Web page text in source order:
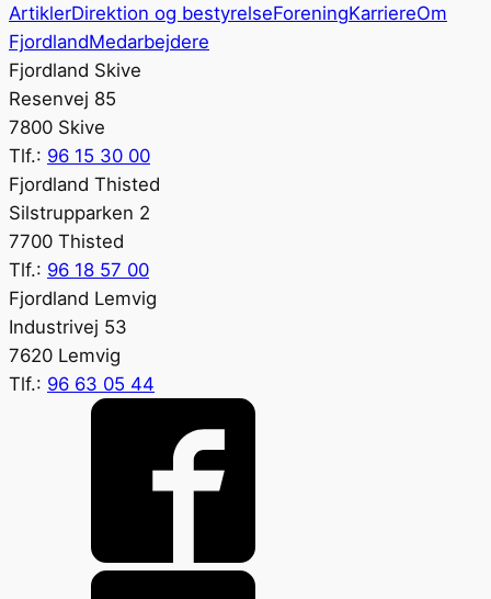
ArtiklerDirektion og bestyrelseForeningKarriereOm
FjordlandMedarbejdere
Fjordland Skive
Resenvej 85
7800 Skive
Tlf.: 96 15 30 00
Fjordland Thisted
Silstrupparken 2
7700 Thisted
Tlf.: 96 18 57 00
Fjordland Lemvig
Industrivej 53
7620 Lemvig
Tlf.: 96 63 05 44